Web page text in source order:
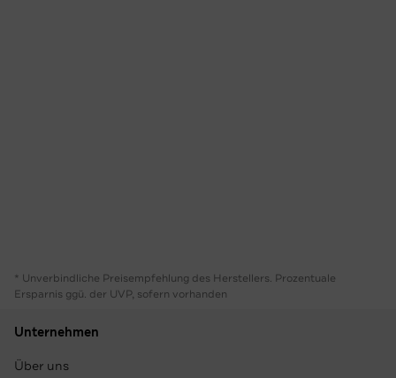
* Unverbindliche Preisempfehlung des Herstellers. Prozentuale
Ersparnis ggü. der UVP, sofern vorhanden
Unternehmen
Über uns